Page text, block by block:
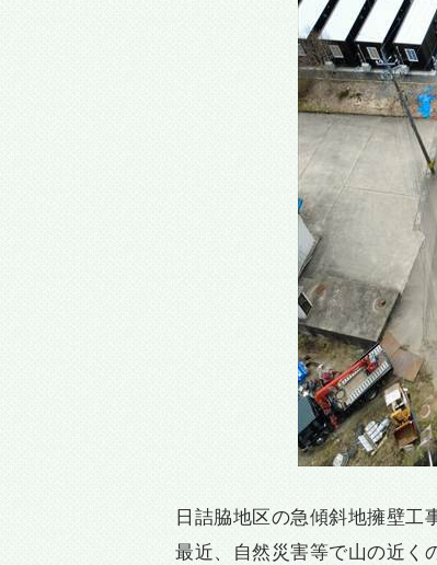
日詰脇地区の急傾斜地擁壁工
最近、自然災害等で山の近く